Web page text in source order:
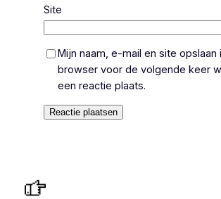
Site
Mijn naam, e-mail en site opslaan
browser voor de volgende keer
een reactie plaats.